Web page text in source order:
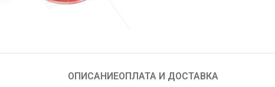
ОПИСАНИЕОПЛАТА И ДОСТАВКА